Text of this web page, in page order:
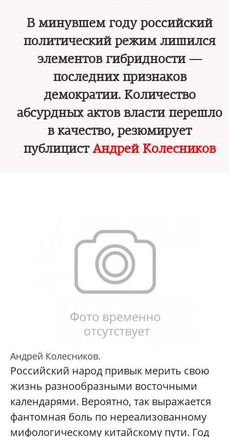
В минувшем году российский
политический режим лишился
элементов гибридности —
последних признаков
демократии. Количество
абсурдных актов власти перешло
в качество, резюмирует
публицист Андрей Колесников
Андрей Колесников.
Российский народ привык мерить свою
жизнь разнообразными восточными
календарями. Вероятно, так выражается
фантомная боль по нереализованному
мифологическому китайскому пути. Год